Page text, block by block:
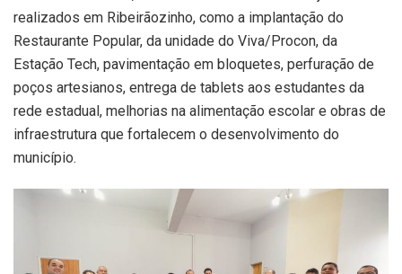
realizados em Ribeirãozinho, como a implantação do
Restaurante Popular, da unidade do Viva/Procon, da
Estação Tech, pavimentação em bloquetes, perfuração de
poços artesianos, entrega de tablets aos estudantes da
rede estadual, melhorias na alimentação escolar e obras de
infraestrutura que fortalecem o desenvolvimento do
município.